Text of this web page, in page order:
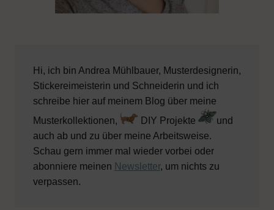
Hi, ich bin Andrea Mühlbauer, Musterdesignerin,
Stickereimeisterin und Schneiderin und ich
schreibe hier auf meinem Blog über meine
Musterkollektionen,
DIY Projekte
und
auch ab und zu über meine Arbeitsweise.
Schau gern immer mal wieder vorbei oder
abonniere meinen Newsletter, um nichts zu
verpassen.